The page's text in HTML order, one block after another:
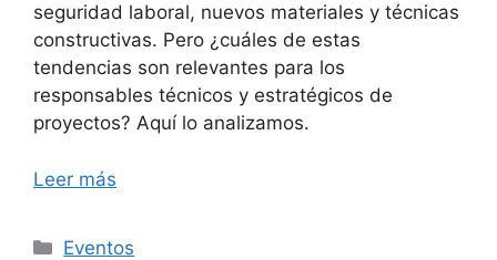
seguridad laboral, nuevos materiales y técnicas
constructivas. Pero ¿cuáles de estas
tendencias son relevantes para los
responsables técnicos y estratégicos de
proyectos? Aquí lo analizamos.
Leer más
Categorías
Eventos